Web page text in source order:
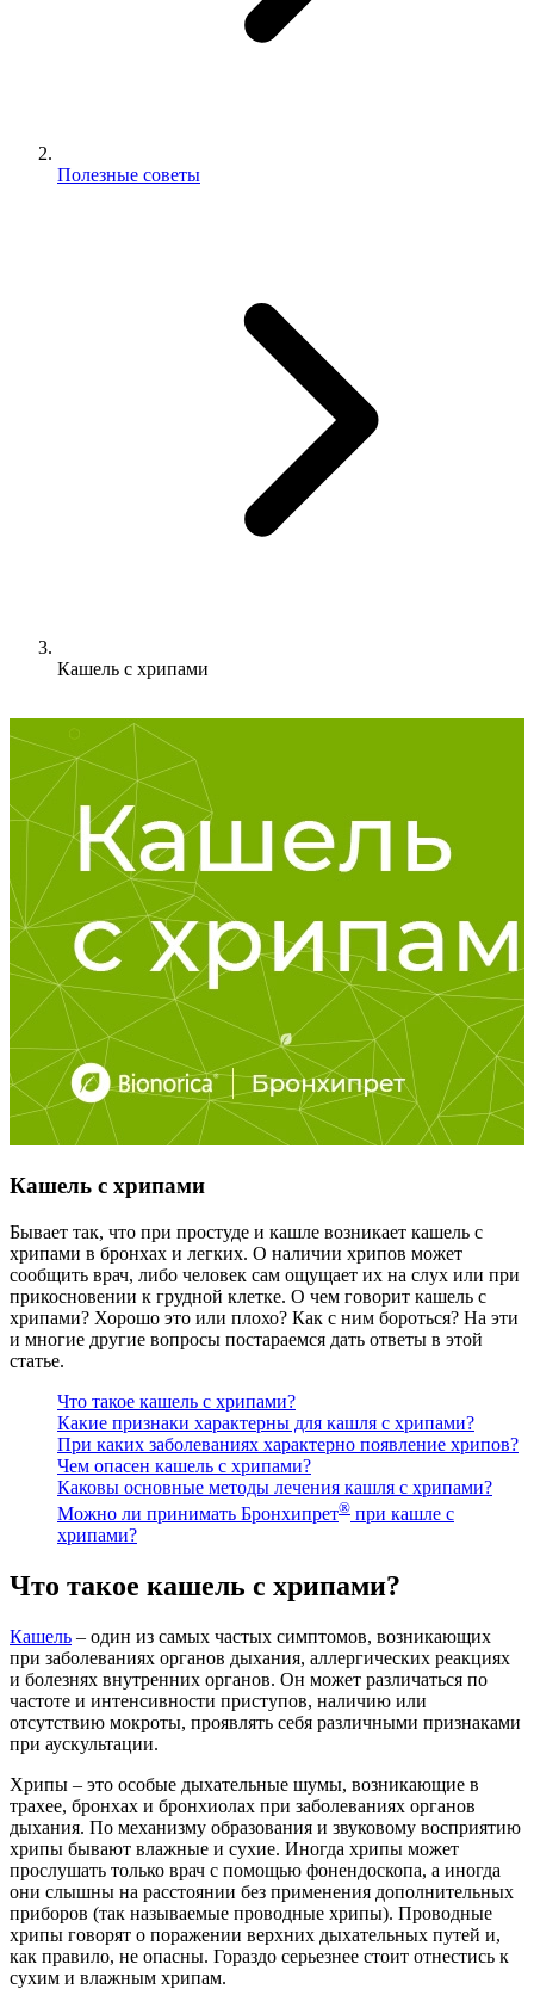
Полезные советы
Кашель с хрипами
Кашель с хрипами
Бывает так, что при простуде и кашле возникает кашель с
хрипами в бронхах и легких. О наличии хрипов может
сообщить врач, либо человек сам ощущает их на слух или при
прикосновении к грудной клетке. О чем говорит кашель с
хрипами? Хорошо это или плохо? Как с ним бороться? На эти
и многие другие вопросы постараемся дать ответы в этой
статье.
Что такое кашель с хрипами?
Какие признаки характерны для кашля с хрипами?
При каких заболеваниях характерно появление хрипов?
Чем опасен кашель с хрипами?
Каковы основные методы лечения кашля с хрипами?
Можно ли принимать Бронхипрет® при кашле с
хрипами?
Что такое кашель с хрипами?
Кашель – один из самых частых симптомов, возникающих
при заболеваниях органов дыхания, аллергических реакциях
и болезнях внутренних органов. Он может различаться по
частоте и интенсивности приступов, наличию или
отсутствию мокроты, проявлять себя различными признаками
при аускультации.
Хрипы – это особые дыхательные шумы, возникающие в
трахее, бронхах и бронхиолах при заболеваниях органов
дыхания. По механизму образования и звуковому восприятию
хрипы бывают влажные и сухие. Иногда хрипы может
прослушать только врач с помощью фонендоскопа, а иногда
они слышны на расстоянии без применения дополнительных
приборов (так называемые проводные хрипы). Проводные
хрипы говорят о поражении верхних дыхательных путей и,
как правило, не опасны. Гораздо серьезнее стоит отнестись к
сухим и влажным хрипам.